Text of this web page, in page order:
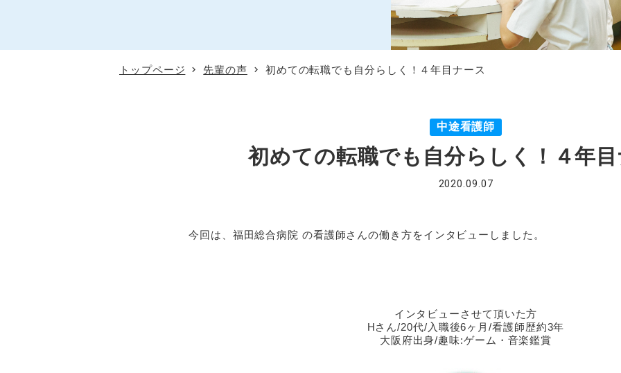
トップページ 先輩の声 初めての転職でも自分らしく！４年目ナース
中途看護師
初めての転職でも自分らしく！４年
2020.09.07
今回は、福田総合病院 の看護師さんの働き方をインタビューしました。
インタビューさせて頂いた方
Hさん/20代/入職後6ヶ月/看護師歴約3年
大阪府出身/趣味:ゲーム・音楽鑑賞